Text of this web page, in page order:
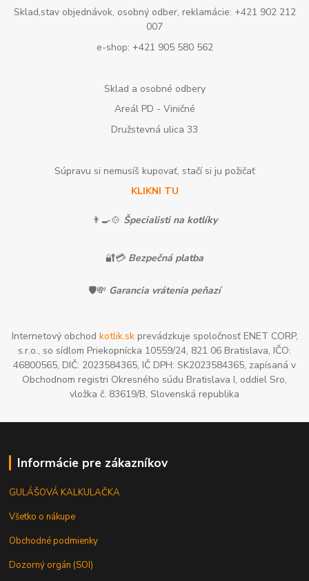
Sklad,stav objednávok, osobný odber, reklamácie: +421 902 212
007
e-shop: +421 905 580 562
Sklad a osobné odbery
Areál PD - Viničné
Družstevná ulica 33
Súpravu si nemusíš kupovať, stačí si ju požičať
KLIKNI TU
👨‍🍳🍲 Špecialisti na kotlíky
🔐💳 Bezpečná platba
🛡️💸 Garancia vrátenia peňazí
Internetový obchod kotlik.skprevádzkuje spoločnosť ENET CORP,
s.r.o., so sídlom Priekopnícka 10559/24, 821 06 Bratislava, IČO:
46800565, DIČ: 2023584365, IČ DPH: SK2023584365, zapísaná v
Obchodnom registri Okresného súdu Bratislava I, oddiel Sro,
vložka č. 83619/B, Slovenská republika
Informácie pre zákazníkov
GULÁŠOVÁ KALKULAČKA
Všetko o nákupe
Obchodné podmienky
Dozorný orgán (SOI)